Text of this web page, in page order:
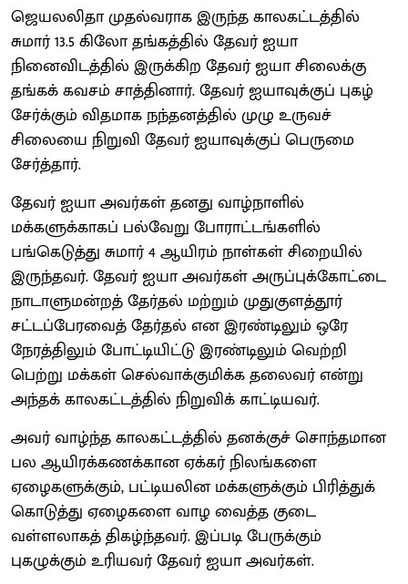
ஜெயலலிதா முதல்வராக இருந்த காலகட்டத்தில்
சுமார் 13.5 கிலோ தங்கத்தில் தேவர் ஐயா
நினைவிடத்தில் இருக்கிற தேவர் ஐயா சிலைக்கு
தங்கக் கவசம் சாத்தினார். தேவர் ஐயாவுக்குப் புகழ்
சேர்க்கும் விதமாக நந்தனத்தில் முழு உருவச்
சிலையை நிறுவி தேவர் ஐயாவுக்குப் பெருமை
சேர்த்தார்.
தேவர் ஐயா அவர்கள் தனது வாழ்நாளில்
மக்களுக்காகப் பல்வேறு போராட்டங்களில்
பங்கெடுத்து சுமார் 4 ஆயிரம் நாள்கள் சிறையில்
இருந்தவர். தேவர் ஐயா அவர்கள் அருப்புக்கோட்டை
நாடாளுமன்றத் தேர்தல் மற்றும் முதுகுளத்தூர்
சட்டப்பேரவைத் தேர்தல் என இரண்டிலும் ஒரே
நேரத்திலும் போட்டியிட்டு இரண்டிலும் வெற்றி
பெற்று மக்கள் செல்வாக்குமிக்க தலைவர் என்று
அந்தக் காலகட்டத்தில் நிறுவிக் காட்டியவர்.
அவர் வாழ்ந்த காலகட்டத்தில் தனக்குச் சொந்தமான
பல ஆயிரக்கணக்கான ஏக்கர் நிலங்களை
ஏழைகளுக்கும், பட்டியலின மக்களுக்கும் பிரித்துக்
கொடுத்து ஏழைகளை வாழ வைத்த குடை
வள்ளலாகத் திகழ்ந்தவர். இப்படி பேருக்கும்
புகழுக்கும் உரியவர் தேவர் ஐயா அவர்கள்.